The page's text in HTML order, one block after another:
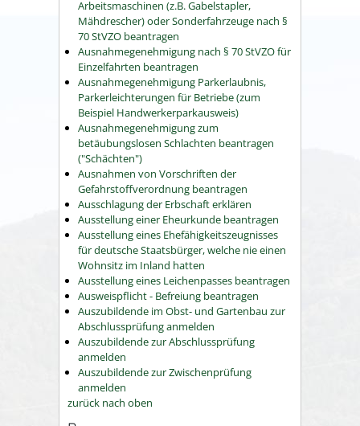
Arbeitsmaschinen (z.B. Gabelstapler,
Mähdrescher) oder Sonderfahrzeuge nach §
70 StVZO beantragen
Ausnahmegenehmigung nach § 70 StVZO für
Einzelfahrten beantragen
Ausnahmegenehmigung Parkerlaubnis,
Parkerleichterungen für Betriebe (zum
Beispiel Handwerkerparkausweis)
Ausnahmegenehmigung zum
betäubungslosen Schlachten beantragen
("Schächten")
Ausnahmen von Vorschriften der
Gefahrstoffverordnung beantragen
Ausschlagung der Erbschaft erklären
Ausstellung einer Eheurkunde beantragen
Ausstellung eines Ehefähigkeitszeugnisses
für deutsche Staatsbürger, welche nie einen
Wohnsitz im Inland hatten
Ausstellung eines Leichenpasses beantragen
Ausweispflicht - Befreiung beantragen
Auszubildende im Obst- und Gartenbau zur
Abschlussprüfung anmelden
Auszubildende zur Abschlussprüfung
anmelden
Auszubildende zur Zwischenprüfung
anmelden
zurück nach oben